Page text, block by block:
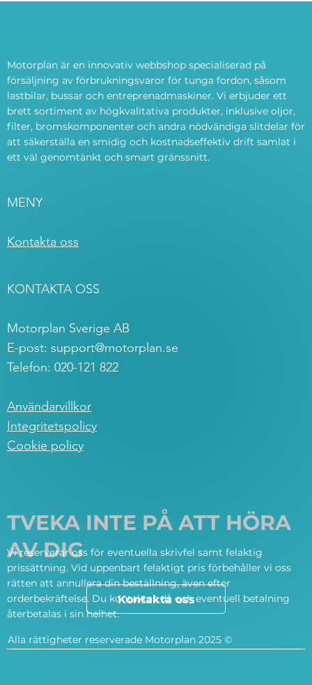
Motorplan är en innovativ webbshop specialiserad på
försäljning av förbrukningsvaror för tunga fordon, såsom
lastbilar, bussar och entreprenadmaskiner. Vi erbjuder ett
brett sortiment av högkvalitativa produkter, inklusive oljor,
filter, bromskomponenter och andra nödvändiga slitdelar för
att säkerställa en smidig och kostnadseffektiv drift samlat i
ett väl genomtänkt och smart gränssnitt.
MENY
Kontakta oss
KONTAKTA OSS
Motorplan Sverige AB
E-post: support@motorplan.se
Telefon: 020-121 822
Användarvillkor
Integritetspolicy
Cookie policy
TVEKA INTE PÅ ATT HÖRA
AV DIG
Kontakta oss
Vi reserverar oss för eventuella skrivfel samt felaktig
prissättning. Vid uppenbart felaktigt pris förbehåller vi oss
rätten att annullera din beställning, även efter
orderbekräftelse. Du kontaktas då och eventuell betalning
återbetalas i sin helhet.
Alla rättigheter reserverade Motorplan 2025 ©